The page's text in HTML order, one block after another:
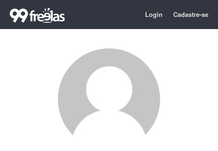
Login Cadastre-se